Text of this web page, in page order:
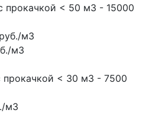
прокачкой < 50 м3 - 15000
м3
м3
< 30 м3 - 7500
м3